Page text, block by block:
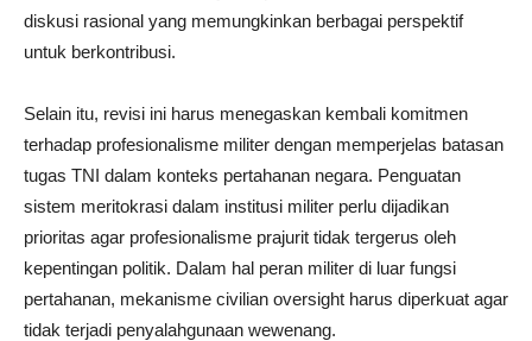
diskusi rasional yang memungkinkan berbagai perspektif
untuk berkontribusi.
Selain itu, revisi ini harus menegaskan kembali komitmen
terhadap profesionalisme militer dengan memperjelas batasan
tugas TNI dalam konteks pertahanan negara. Penguatan
sistem meritokrasi dalam institusi militer perlu dijadikan
prioritas agar profesionalisme prajurit tidak tergerus oleh
kepentingan politik. Dalam hal peran militer di luar fungsi
pertahanan, mekanisme civilian oversight harus diperkuat agar
tidak terjadi penyalahgunaan wewenang.